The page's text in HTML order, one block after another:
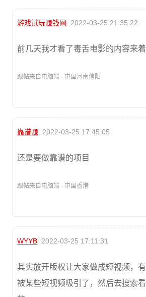
游戏试玩赚钱网 2022-03-25 21:35:22
前几天我才看了毒舌电影的内容来着
跟帖来自电脑端 · 中国河南信阳
靠谱赚 2022-03-25 17:45:05
还是要做靠谱的项目
跟帖来自电脑端 · 中国香港
WYYB 2022-03-25 17:11:31
其实放开版权让大家做成短视频，
被某些短视频吸引了，然后去搜索